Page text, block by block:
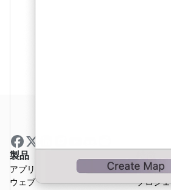
製品
アプリ
ウェブ
概要
プロジ